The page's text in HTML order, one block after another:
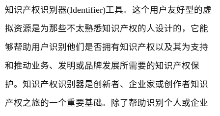
知识产权识别器(Identifier)工具。这个用户友好型的虚
拟资源是为那些不太熟悉知识产权的人设计的，它能
够帮助用户识别他们是否拥有知识产权以及其为支持
和推动业务、发明或品牌发展所需要的知识产权保
护。知识产权识别器是创新者、企业家或创作者知识
产权之旅的一个重要基础。除了帮助识别个人或企业